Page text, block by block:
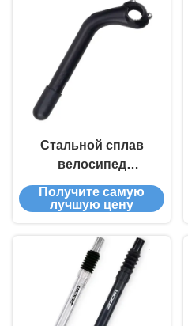
Стальной сплав
велосипед
велосипедные
компоненты черный
велосипеда
гусиный стебель
Получите самую
лучшую цену